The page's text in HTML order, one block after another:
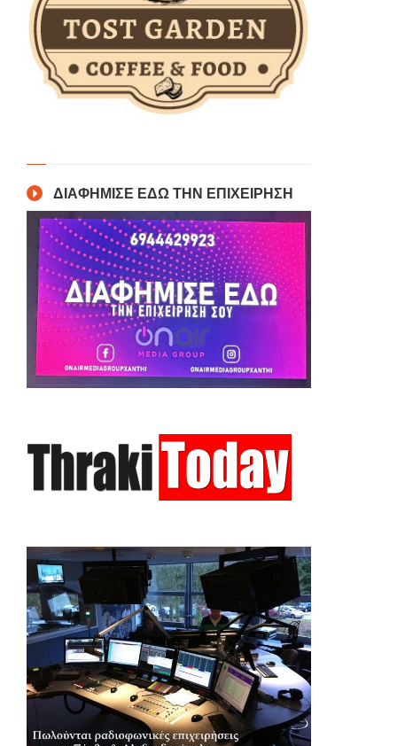
ΔΙΑΦΗΜΙΣΕ ΕΔΩ ΤΗΝ ΕΠΙΧΕΙΡΗΣΗ